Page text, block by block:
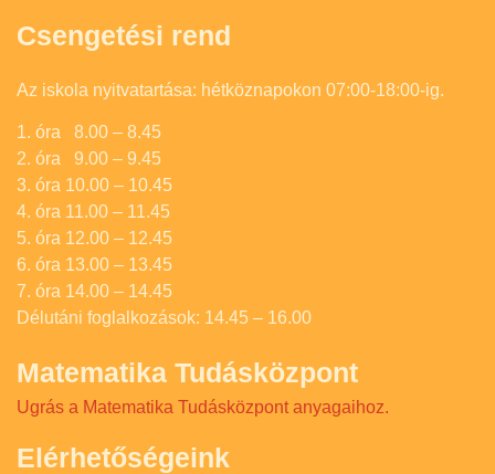
Csengetési rend
Az iskola nyitvatartása: hétköznapokon 07:00-18:00-ig.
1. óra 8.00 – 8.45
2. óra 9.00 – 9.45
3. óra 10.00 – 10.45
4. óra 11.00 – 11.45
5. óra 12.00 – 12.45
6. óra 13.00 – 13.45
7. óra 14.00 – 14.45
Délutáni foglalkozások: 14.45 – 16.00
Matematika Tudásközpont
Ugrás a Matematika Tudásközpont anyagaihoz.
Elérhetőségeink